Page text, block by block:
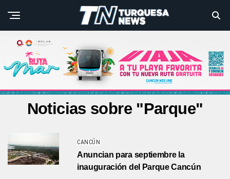
Noticias sobre "Parque"
CANCÚN
Anuncian para septiembre la
inauguración del Parque Cancún